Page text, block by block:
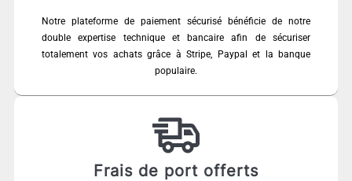
Notre plateforme de paiement sécurisé bénéficie de notre
double expertise technique et bancaire afin de sécuriser
totalement vos achats grâce à Stripe, Paypal et la banque
populaire.
Frais de port offerts